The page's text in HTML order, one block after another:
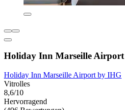
Holiday Inn Marseille
Holiday Inn Marseille Airport by IHG
Vitrolles
8,6/10
Hervorragend